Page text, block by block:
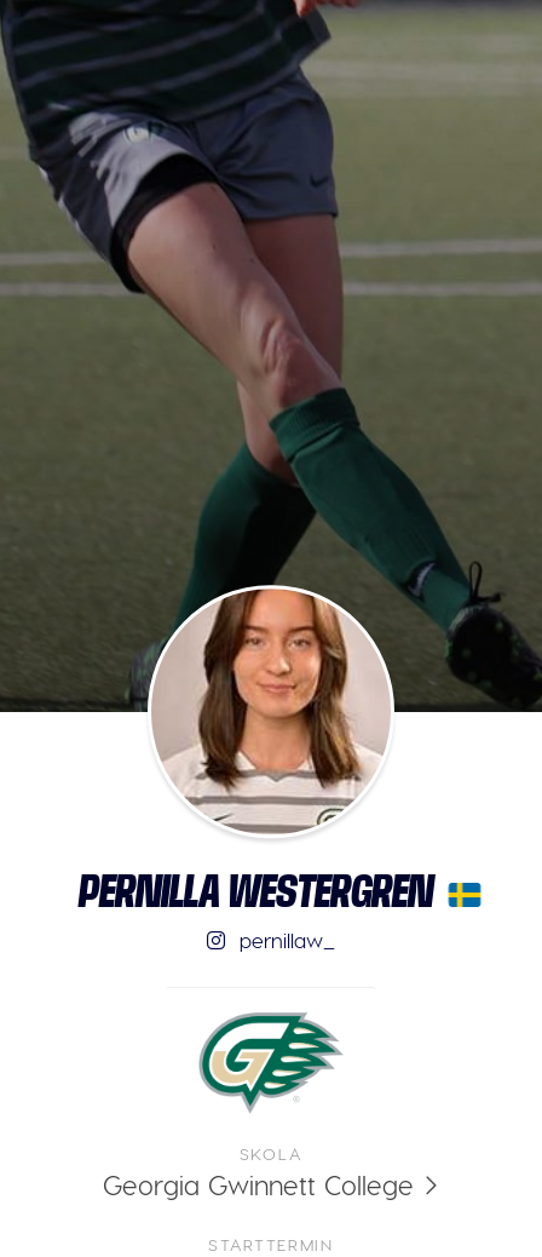
PERNILLA WESTERGREN
pernillaw_
SKOLA
Georgia Gwinnett College
STARTTERMIN